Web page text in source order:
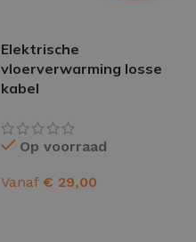
Elektrische
vloerverwarming losse
kabel
Op voorraad
Vanaf € 29,00